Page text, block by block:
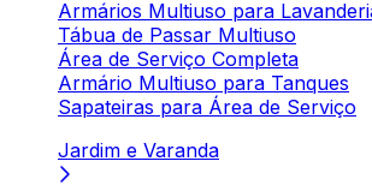
Armários Multiuso para
Tábua de Passar Multiuso
Área de Serviço Completa
Armário Multiuso para Tanques
Sapateiras para Área de Serviço
Jardim e Varanda